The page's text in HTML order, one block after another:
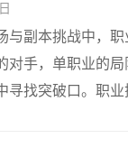
与副本挑战中，
对手，单职业的
找突破口。职业